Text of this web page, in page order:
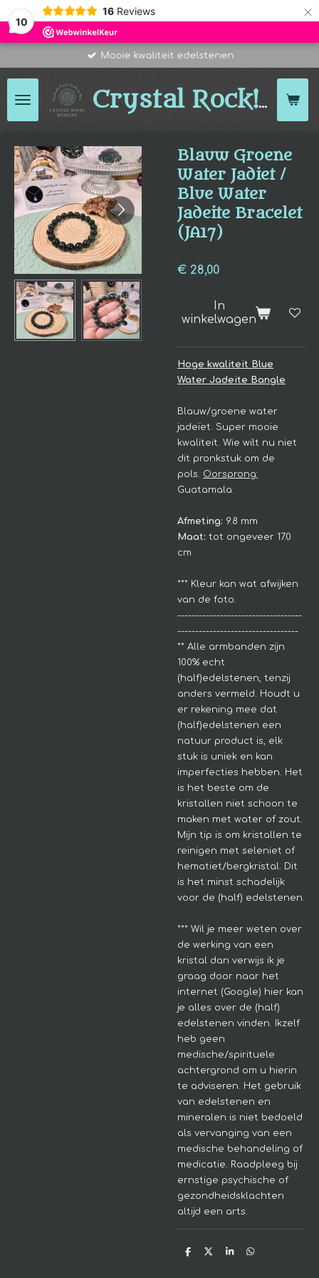
10
16 Reviews ×
Crystal Rock!
Mooie kwaliteit edelstenen
Blauw Groene
Water Jadiet /
Blue Water
Jadeite Bracelet
(JA17)
€ 28,00
In
winkelwagen
Hoge kwaliteit Blue
Water Jadeite Bangle
Blauw/groene water
jadeïet. Super mooie
kwaliteit. Wie wilt nu niet
dit pronkstuk om de
pols. Oorsprong:
Guatamala.
Afmeting: 9.8 mm
Maat: tot ongeveer 17.0
cm
*** Kleur kan wat afwijken
van de foto.
-----------------------------------
----------------------------------
** Alle armbanden zijn
100% echt
(half)edelstenen, tenzij
anders vermeld. Houdt u
er rekening mee dat
(half)edelstenen een
natuur product is, elk
stuk is uniek en kan
imperfecties hebben.
Het
is het beste om de
kristallen niet schoon te
maken met water of zout.
Mijn tip is om kristallen te
reinigen met seleniet of
hematiet/bergkristal. Dit
is het minst schadelijk
voor de (half) edelstenen.
*** Wil je meer weten over
de werking van een
kristal dan verwijs ik je
graag door naar het
internet (Google) hier kan
je alles over de (half)
edelstenen vinden. Ikzelf
heb geen
medische/spirituele
achtergrond om u hierin
te adviseren.
Het gebruik
van edelstenen en
mineralen is niet bedoeld
als vervanging van een
medische behandeling of
medicatie. Raadpleeg bij
ernstige psychische of
gezondheidsklachten
altijd een arts.
D
D
S
D